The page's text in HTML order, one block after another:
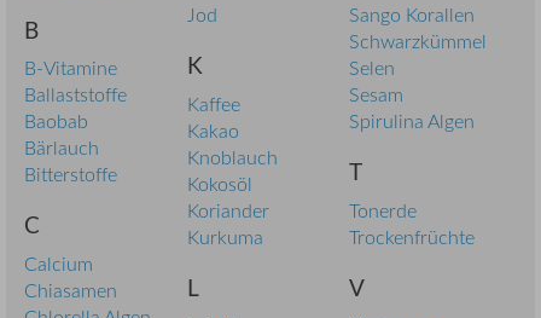
B
B-Vitamine
Ballaststoffe
Baobab
Bärlauch
Bitterstoffe
C
Calcium
Chiasamen
Jod
K
Kaffee
Kakao
Knoblauch
Kokosöl
Koriander
Kurkuma
L
Sango Korallen
Schwarzkümmel
Selen
Sesam
Spirulina Algen
T
Tonerde
Trockenfrüchte
V